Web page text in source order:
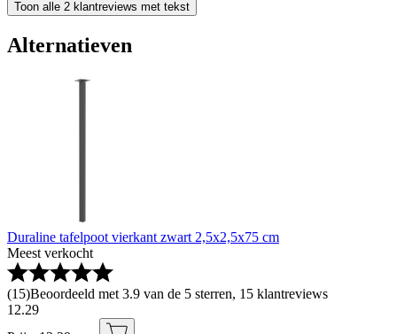
Toon alle 2 klantreviews met tekst
Alternatieven
Duraline tafelpoot vierkant zwart 2,5x2,5x75 cm
Meest verkocht
(15)Beoordeeld met 3.9 van de 5 sterren, 15 klantreviews
12.29